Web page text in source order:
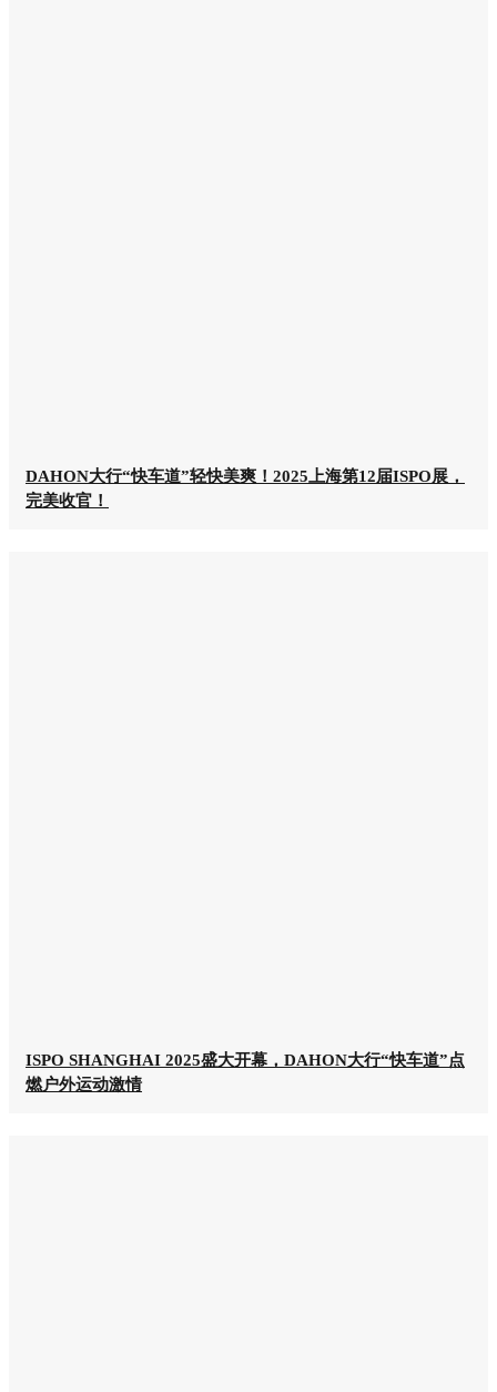
DAHON大行“快车道”轻快美爽！2025上海第12届ISPO展，
完美收官！
ISPO SHANGHAI 2025盛大开幕，DAHON大行“快车道”点
燃户外运动激情